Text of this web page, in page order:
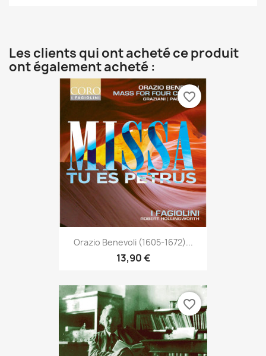
Les clients qui ont acheté ce produit
ont également acheté :
Orazio Benevoli (1605-1672)...
13,90 €
favorite_border
favorite_border